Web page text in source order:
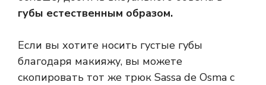
губы естественным образом.
Если вы хотите носить густые губы
благодаря макияжу, вы можете
скопировать тот же трюк Sassa de Osma с